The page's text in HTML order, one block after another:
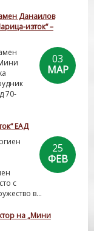
Данаилов
изток“ –
03
МАР
70-
ЕАД
25
ФЕВ
с
в...
на „Мини